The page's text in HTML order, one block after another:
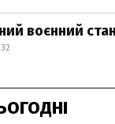
воєнний